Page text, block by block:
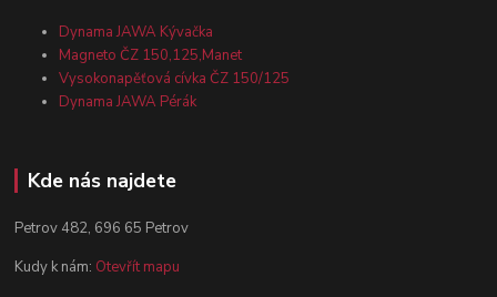
Dynama JAWA Kývačka
Magneto ČZ 150,125,Manet
Vysokonapěťová cívka ČZ 150/125
Dynama JAWA Pérák
Kde nás najdete
Petrov 482, 696 65 Petrov
Kudy k nám: Otevřít mapu